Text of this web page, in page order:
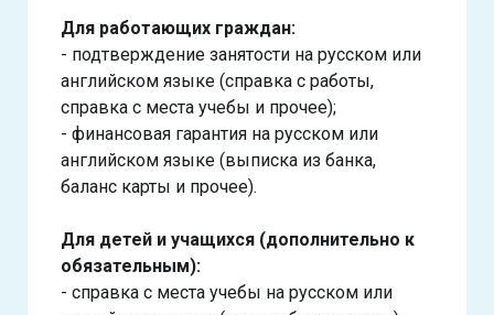
Для работающих граждан:
- подтверждение занятости на русском или
английском языке (справка с работы,
справка с места учебы и прочее);
- финансовая гарантия на русском или
английском языке (выписка из банка,
баланс карты и прочее).
Для детей и учащихся (дополнительно к
обязательным):
- справка с места учебы на русском или